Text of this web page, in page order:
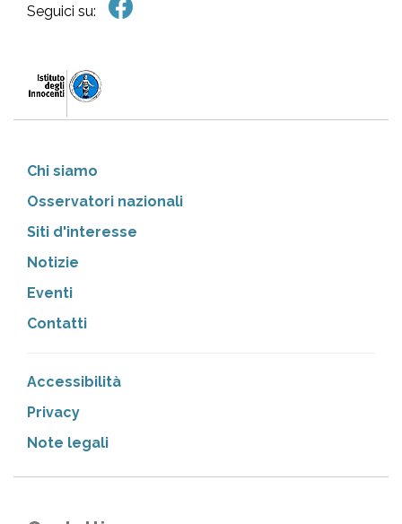
Seguici su:
Chi siamo
Osservatori nazionali
Siti d'interesse
Notizie
Eventi
Contatti
Accessibilità
Privacy
Note legali